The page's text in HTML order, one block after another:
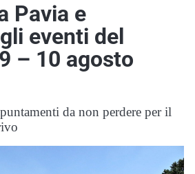
Pavia e
eventi del
– 10 agosto
da non perdere per il